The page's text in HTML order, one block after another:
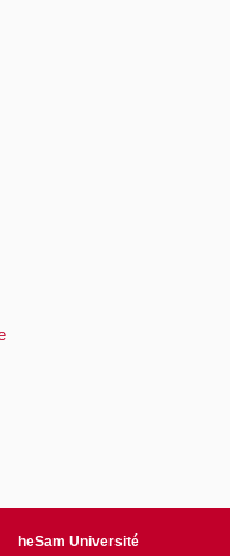
heSam Université